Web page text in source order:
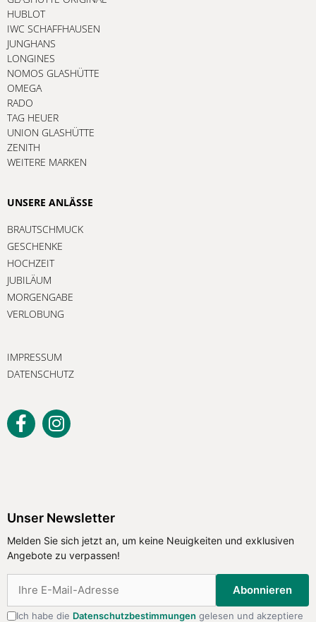
HUBLOT
IWC SCHAFFHAUSEN
JUNGHANS
LONGINES
NOMOS GLASHÜTTE
OMEGA
RADO
TAG HEUER
UNION GLASHÜTTE
ZENITH
WEITERE MARKEN
UNSERE ANLÄSSE
BRAUTSCHMUCK
GESCHENKE
HOCHZEIT
JUBILÄUM
MORGENGABE
VERLOBUNG
IMPRESSUM
DATENSCHUTZ
Unser Newsletter
Melden Sie sich jetzt an, um keine Neuigkeiten und exklusiven
Angebote zu verpassen!
Abonnieren
Ich habe die Datenschutzbestimmungen gelesen und akzeptiere
zu verpassen!
Abonnieren